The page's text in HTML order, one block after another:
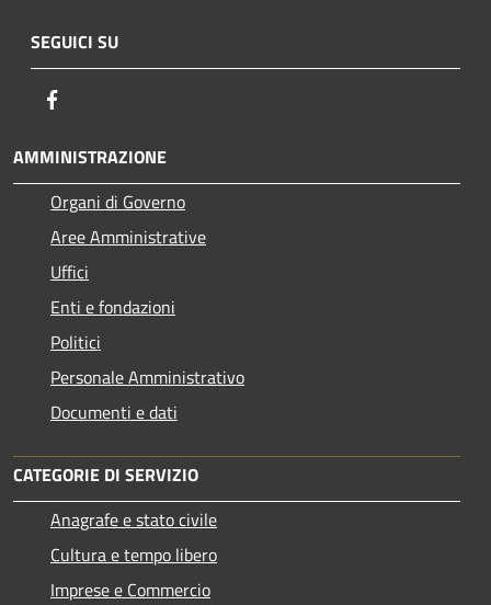
SEGUICI SU
AMMINISTRAZIONE
Organi di Governo
Aree Amministrative
Uffici
Enti e fondazioni
Politici
Personale Amministrativo
Documenti e dati
CATEGORIE DI SERVIZIO
Anagrafe e stato civile
Cultura e tempo libero
Imprese e Commercio